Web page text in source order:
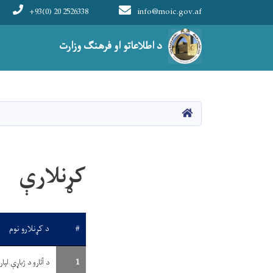
د اطلاعاتو او فرهنګ وزارت
info@moic.gov.af
+93(0) 20 2526338
Main navigation
HOME
کړنلارې
# د کړنلارو نوم
1 د آثارو د ژباړې